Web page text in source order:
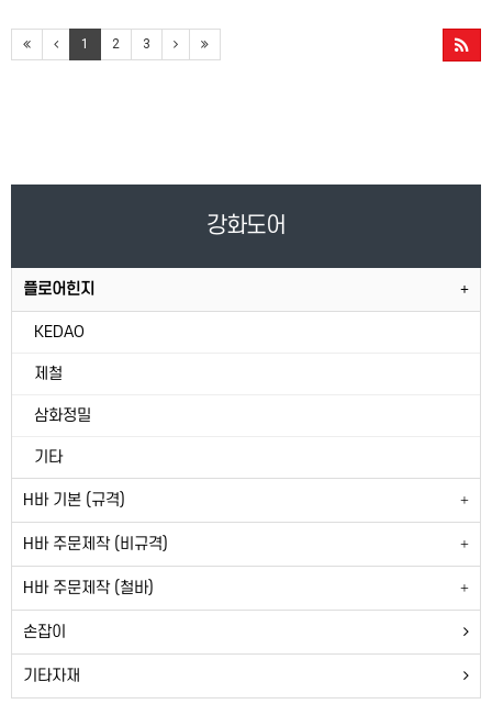
1 2 3
강화도어
플로어힌지
KEDAO
제철
삼화정밀
기타
H바 기본 (규격)
H바 주문제작 (비규격)
H바 주문제작 (철바)
손잡이
기타자재